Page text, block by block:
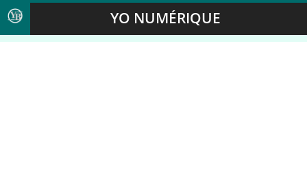
YO NUMÉRIQUE